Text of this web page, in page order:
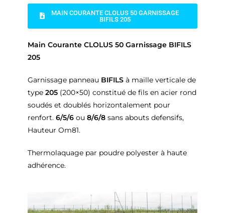
MAIN COURANTE CLOLUS 50 GARNISSAGE
BIFILS 205
Main Courante CLOLUS 50 Garnissage BIFILS
205
Garnissage panneau BIFILSà maille verticale de
type 205(200×50) constitué de fils en acier rond
soudés et doublés horizontalement pour
renfort. 6/5/6ou 8/6/8sans abouts defensifs,
Hauteur Om81.
Thermolaquage par poudre polyester à haute
adhérence.